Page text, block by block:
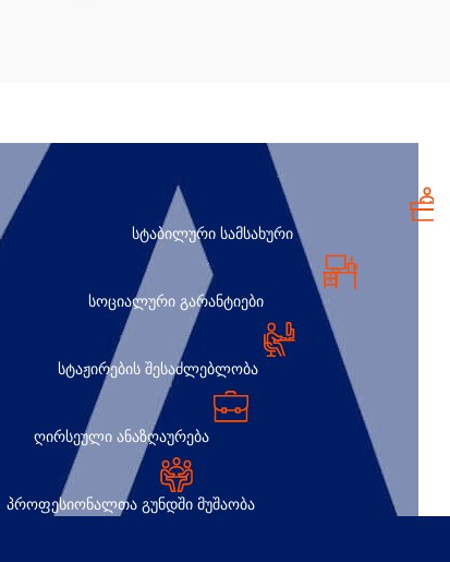
ᲡᲢᲐᲑᲘᲚᲣᲠᲘ ᲡᲐᲛᲡᲐᲮᲣᲠᲘ
ᲡᲝᲪᲘᲐᲚᲣᲠᲘ ᲒᲐᲠᲐᲜᲢᲘᲔᲑᲘ
ᲡᲢᲐᲟᲘᲠᲔᲑᲘᲡ ᲨᲔᲡᲐᲫᲚᲔᲑᲚᲝᲑᲐ
ᲦᲘᲠᲡᲔᲣᲚᲘ ᲐᲜᲐᲖᲦᲐᲣᲠᲔᲑᲐ
ᲞᲠᲝᲤᲔᲡᲘᲝᲜᲐᲚᲗᲐ ᲒᲣᲜᲓᲨᲘ ᲛᲣᲨᲐᲝᲑᲐ